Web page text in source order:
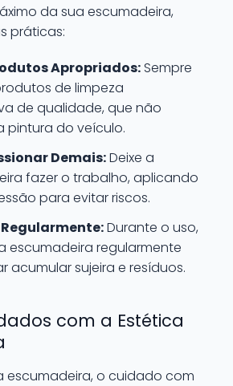
da sua escumadeira,
práticas:
Apropriados: Sempre
de limpeza
de qualidade, que não
pintura do veículo.
Demais:Deixe a
fazer o trabalho, aplicando
para evitar riscos.
Durante o uso,
escumadeira regularmente
acumular sujeira e resíduos.
com a Estética
escumadeira, o cuidado com